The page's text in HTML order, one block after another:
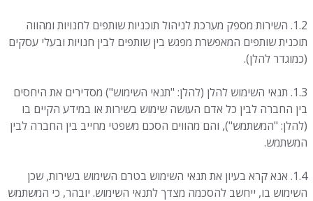
1.2. השירות מספק מערכת לניהול תוכניות שותפים לחנויות ומהווה
תוכנית שותפים המאפשרת מפגש בין שותפים לבין חנויות ובעלי עסקים
(כמוגדר להלן).
1.3. תנאי השימוש להלן (להלן: "תנאי השימוש") מסדירים את היחסים
בין החברה לבין כל אדם העושה שימוש בשירות או במידע הקיים בו
(להלן: "המשתמש"), והם מהווים הסכם משפטי מחייב בין החברה לבין
המשתמש.
1.4. אנא קרא בעיון את תנאי השימוש בטרם השימוש בשירות, שכן
השימוש בו, ייחשב להסכמה מצדך לתנאי השימוש. יובהר, כי המשתמש